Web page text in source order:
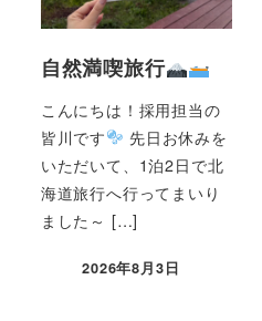
自然満喫旅行
こんにちは！採用担当の
皆川です
先日お休みを
いただいて、1泊2日で北
海道旅行へ行ってまいり
ました～ […]
2026年8月3日